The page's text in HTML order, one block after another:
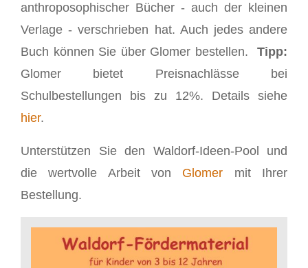
anthroposophischer Bücher - auch der kleinen
Verlage - verschrieben hat. Auch jedes andere
Buch können Sie über Glomer bestellen. Tipp:
Glomer bietet Preisnachlässe bei
Schulbestellungen bis zu 12%. Details siehe
hier.
Unterstützen Sie den Waldorf-Ideen-Pool und
die wertvolle Arbeit von Glomer
mit Ihrer
Bestellung.